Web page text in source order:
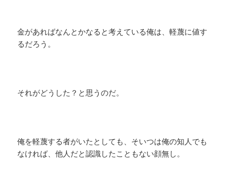
金があればなんとかなると考えている俺は、軽蔑に値す
るだろう。
それがどうした？と思うのだ。
俺を軽蔑する者がいたとしても、そいつは俺の知人でも
なければ、他人だと認識したこともない顔無し。